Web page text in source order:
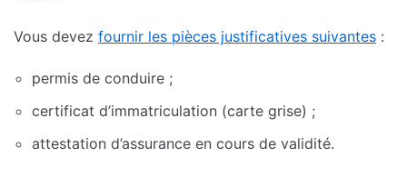
Vous devez fournir les pièces justificatives suivantes :
permis de conduire ;
certificat d’immatriculation (carte grise) ;
attestation d’assurance en cours de validité.